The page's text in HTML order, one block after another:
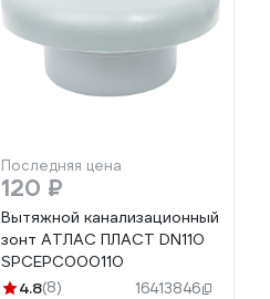
Последняя цена
120 ₽
Вытяжной канализационный
зонт АТЛАС ПЛАСТ DN110
SPCEPC000110
4.8(8) 16413846